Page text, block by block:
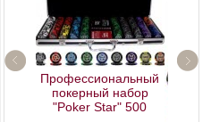
Профессиональный
покерный набор
"Poker Star" 500